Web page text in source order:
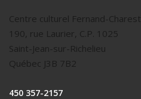
Centre culturel Fernand-Charest
190, rue Laurier, C.P. 1025
Saint-Jean-sur-Richelieu
Québec J3B 7B2
450 357-2157